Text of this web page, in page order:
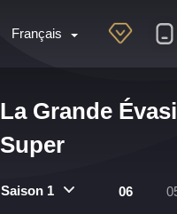
Français
La Grande
Super
Saison 1 06